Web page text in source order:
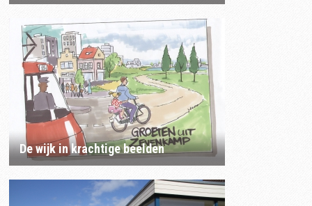
De wijk in krachtige beelden